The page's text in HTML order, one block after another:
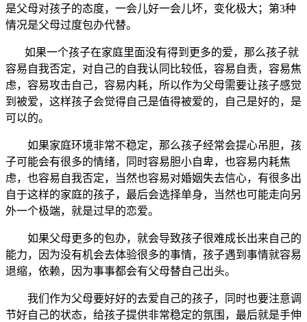
是父母对孩子的态度，一会儿好一会儿坏，变化极大；第3种
情况是父母过度包办代替。
如果一个孩子在家庭里面没有得到更多的爱，那么孩子就
容易自我否定，对自己的自我认同比较低，容易自责，容易焦
虑，容易攻击自己，容易内耗，所以作为父母需要让孩子感觉
到被爱，这样孩子会觉得自己是值得被爱的，自己是好的，是
可以的。
如果家庭环境非常不稳定，那么孩子经常会提心吊胆，孩
子可能会有很多的情绪，同时容易胆小自卑，也容易内耗焦
虑，也容易自我否定，当然也容易对婚姻失去信心，有很多出
自于这样的家庭的孩子，最后会选择单身，当然也可能走向另
外一个极端，就是过早的恋爱。
如果父母更多的包办，就会导致孩子很难成长出来自己的
能力，因为没有机会去体验很多的事情，孩子遇到事情就容易
退缩，依赖，因为事事都会有父母替自己出头。
我们作为父母要好好的去爱自己的孩子，同时也要注意调
节好自己的状态，给孩子提供非常稳定的氛围，最后就是手伸